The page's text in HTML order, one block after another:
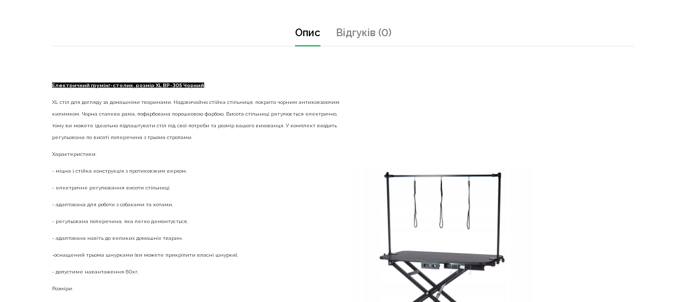
Опис Відгуків (0)
Електричний грумінг-столик, розмір XL BP-305 Чорний
XL стіл для догляду за домашніми тваринами. Надзвичайно стійка стільниця, покрита чорним антиковзаючим
килимком. Чорна сталева рама, пофарбована порошковою фарбою. Висота стільниці регулюється електрично,
тому ви можете ідеально підлаштувати стіл під свої потреби та розмір вашого вихованця. У комплект входить
регульована по висоті поперечина з трьома стропами.
Характеристики:
- міцна і стійка конструкція з протиковзким верхом,
- електричне регулювання висоти стільниці,
- адаптована для роботи з собаками та котами,
- регульована поперечина, яка легко демонтується,
- адаптована навіть до великих домашніх тварин,
-оснащений трьома шнурками (ви можете прикріпити власні шнурки),
- допустиме навантаження 60кг,
Розміри: